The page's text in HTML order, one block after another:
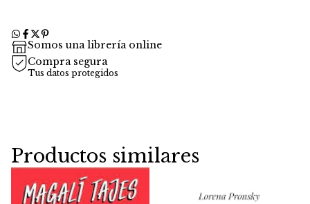
Somos una librería online
Compra segura
Tus datos protegidos
Productos similares